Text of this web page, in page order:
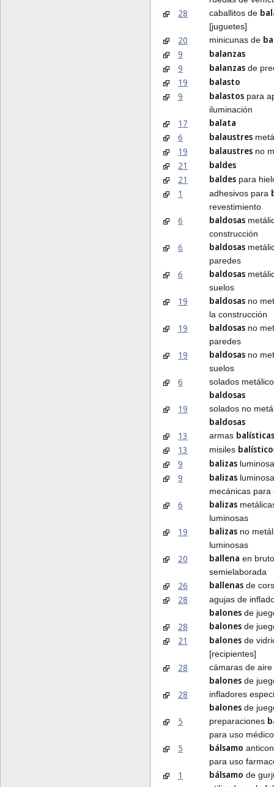
28 caballitos de
[juguetes]
20 minicunas de
9
balanzas
9
balanzas de
19
balasto
9
balastos para
iluminación
17
balata
6
balaustres
19 balaustres no
21
baldes
21
baldes para
1 adhesivos para
revestimiento
6 baldosas
construcción
6 baldosas
paredes
6 baldosas
suelos
19 baldosas no
la construcción
19 baldosas no
paredes
19 baldosas no
suelos
6 solados
baldosas
19
solados no
baldosas
13
armas balísticas
13
misiles
9
balizas
9 balizas
mecánicas para
6 balizas
luminosas
19 balizas no
luminosas
20 ballena en
semielaborada
26 ballenas de
28 agujas de
balones de
28 balones de
21 balones de
[recipientes]
28 cámaras de
balones de
28 infladores
balones de
5 preparaciones
para uso médico
5 bálsamo
para uso
1 bálsamo de